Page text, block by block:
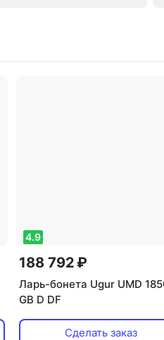
Низкие
4.9
188 792 ₽
Ларь-бонета Ugur UMD
GB D DF
Сделать заказ